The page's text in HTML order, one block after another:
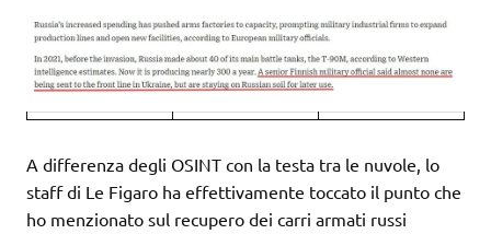
A differenza degli OSINT con la testa tra le nuvole, lo
staff di Le Figaro ha effettivamente toccato il punto che
ho menzionato sul recupero dei carri armati russi